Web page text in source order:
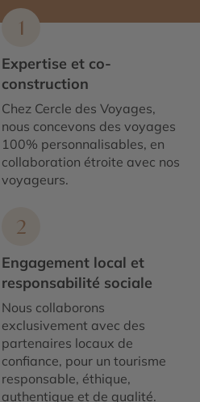
1
Expertise et co-
construction
Chez Cercle des Voyages,
nous concevons des voyages
100% personnalisables, en
collaboration étroite avec nos
voyageurs.
2
Engagement local et
responsabilité sociale
Nous collaborons
exclusivement avec des
partenaires locaux de
confiance, pour un tourisme
responsable, éthique,
authentique et de qualité.